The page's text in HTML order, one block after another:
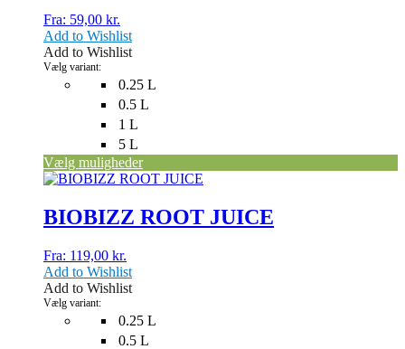
Fra: 59,00 kr.
0.25 L
0.5 L
1 L
5 L
Vælg variant:
Vælg muligheder
Mulighederne
kan
vælges
på
varesiden
Add to Wishlist
Add to Wishlist
BIOBIZZ ROOT JUICE
Fra: 119,00 kr.
0.25 L
0.5 L
Vælg variant:
Dette
har
flere
Mulighederne
kan
vælges
på
varesiden
Add to Wishlist
Add to Wishlist